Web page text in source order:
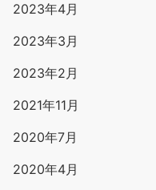
2023年4月
2023年3月
2023年2月
2021年11月
2020年7月
2020年4月